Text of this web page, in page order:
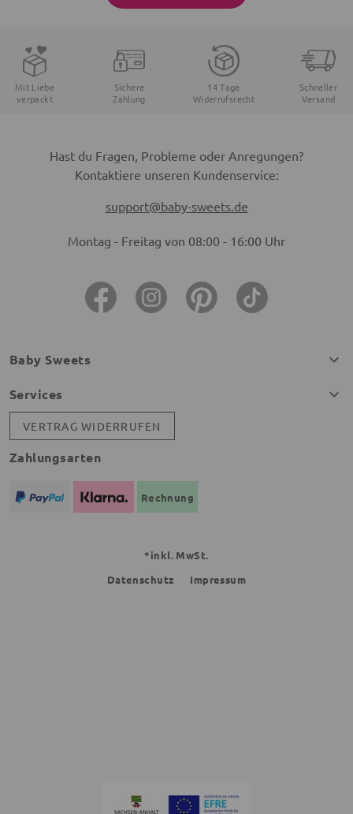
Mit Liebe
verpackt
Sichere
Zahlung
14 Tage
Widerrufsrecht
Schneller
Versand
Hast du Fragen, Probleme oder Anregungen?
Kontaktiere unseren Kundenservice:
support@baby-sweets.de
Montag - Freitag von 08:00 - 16:00 Uhr
Baby Sweets
Services
VERTRAG WIDERRUFEN
Zahlungsarten
Rechnung
*inkl. MwSt.
Datenschutz
Impressum